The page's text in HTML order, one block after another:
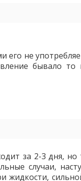
не
бывало
за 2-3 дня, но
случаи,